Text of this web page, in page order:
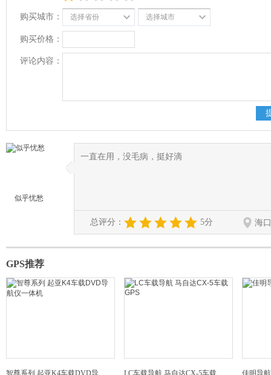
购买城市： 选择省份 选择城市
购买价格：
评论内容：
似乎忧愁
◆
◆ 一直在用，没毛病，挺好滴
总评分： 5分 海
GPS推荐
智尊系列 起亚K4车载DVD导 LC车载导航 马自达CX-5车载 佳明导